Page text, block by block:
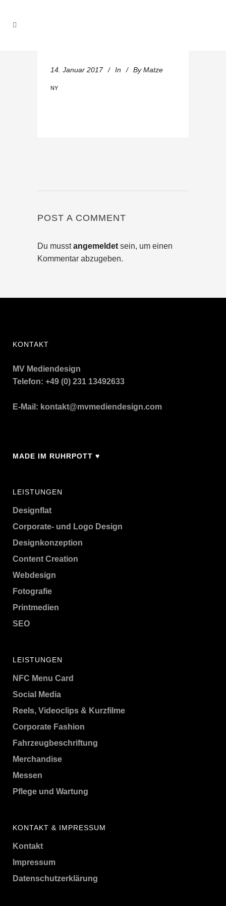
14. Januar 2017 In By Matze
NY
POST A COMMENT
Du musstangemeldet sein, um einen
Kommentar abzugeben.
KONTAKT
MV Mediendesign
Telefon: +49 (0) 231 13492633
E-Mail: kontakt@mvmediendesign.com
MADE IM RUHRPOTT ♥
LEISTUNGEN
Designflat
Corporate- und Logo Design
Designkonzeption
Content Creation
Webdesign
Fotografie
Printmedien
SEO
LEISTUNGEN
NFC Menu Card
Social Media
Reels, Videoclips & Kurzfilme
Corporate Fashion
Fahrzeugbeschriftung
Merchandise
Messen
Pflege und Wartung
KONTAKT & IMPRESSUM
Kontakt
Impressum
Datenschutzerklärung